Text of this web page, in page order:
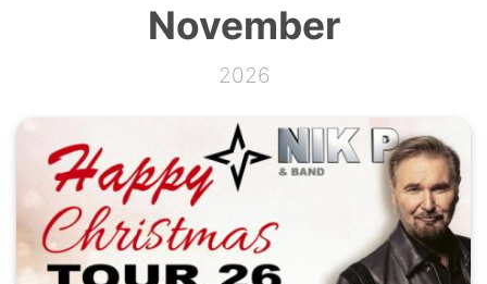
November
2026